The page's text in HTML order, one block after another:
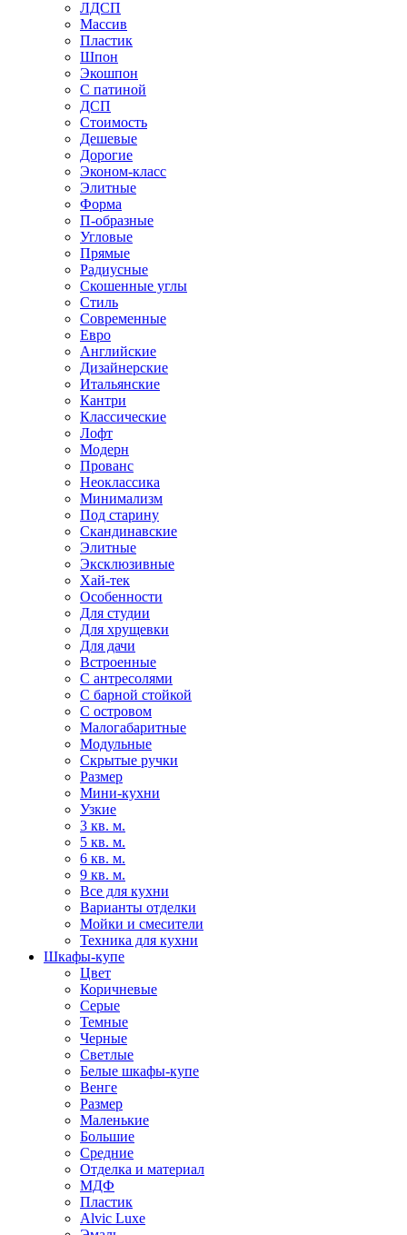
ЛДСП
Массив
Пластик
Шпон
Экошпон
С патиной
ДСП
Стоимость
Дешевые
Дорогие
Эконом-класс
Элитные
Форма
П-образные
Угловые
Прямые
Радиусные
Скошенные углы
Стиль
Современные
Евро
Английские
Дизайнерские
Итальянские
Кантри
Классические
Лофт
Модерн
Прованс
Неоклассика
Минимализм
Под старину
Скандинавские
Элитные
Эксклюзивные
Хай-тек
Особенности
Для студии
Для хрущевки
Для дачи
Встроенные
С антресолями
С барной стойкой
С островом
Малогабаритные
Модульные
Скрытые ручки
Размер
Мини-кухни
Узкие
3 кв. м.
5 кв. м.
6 кв. м.
9 кв. м.
Все для кухни
Варианты отделки
Мойки и смесители
Техника для кухни
Шкафы-купе
Цвет
Коричневые
Серые
Темные
Черные
Светлые
Белые шкафы-купе
Венге
Размер
Маленькие
Большие
Средние
Отделка и материал
МДФ
Пластик
Alvic Luxe